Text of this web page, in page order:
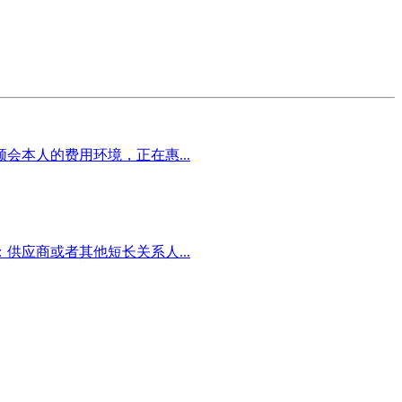
本人的费用环境，正在惠...
应商或者其他短长关系人...